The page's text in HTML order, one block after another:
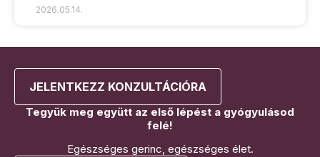
2026.05.14.
JELENTKEZZ KONZULTÁCIÓRA
Tegyük meg együtt az első lépést a gyógyulásod
felé!
Egészséges gerinc, egészséges élet.